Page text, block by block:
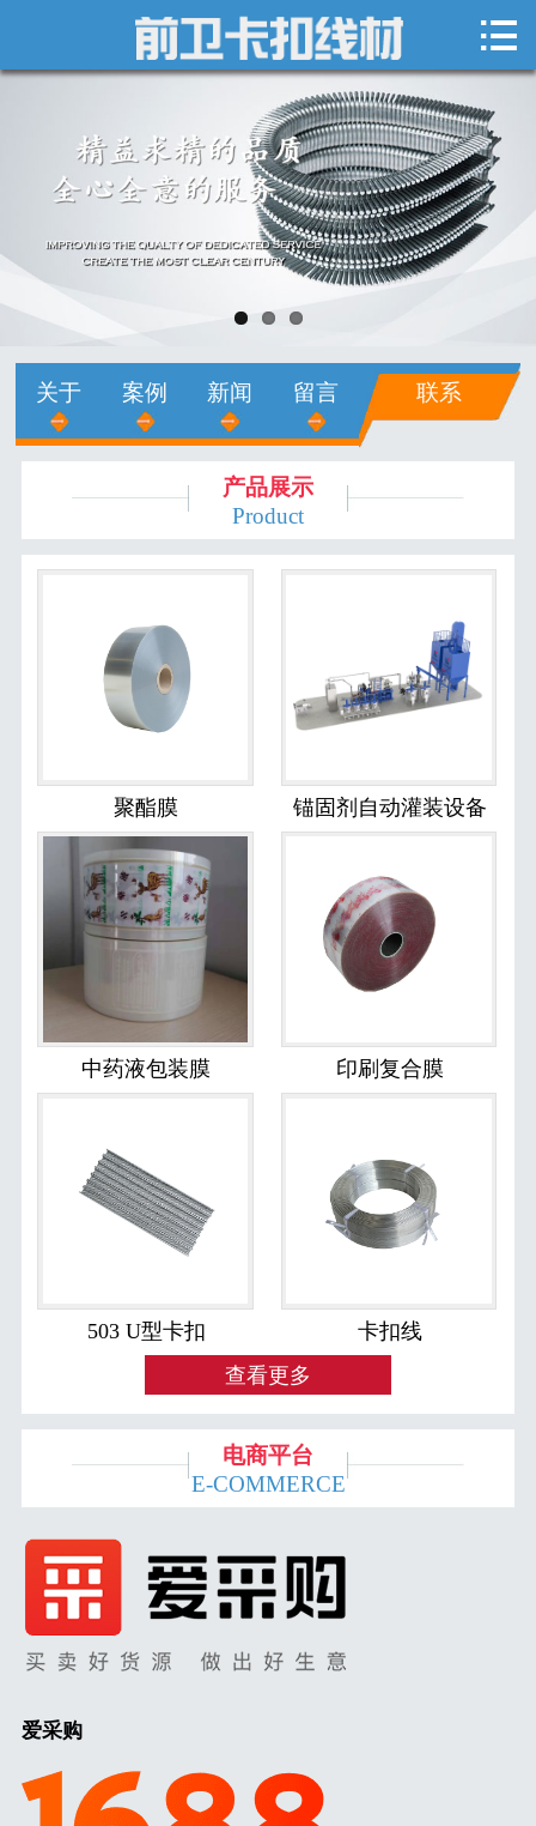
 网站首页
关于我们
新闻中心
产品展示
销售网络
在线留言
联系我们

关于 案例 新闻 留言 联系
产品展示
Product
聚酯膜 锚固剂自动灌装设备
中药液包装膜 印刷复合膜
503 U型卡扣
卡扣线
查看更多
电商平台
E-COMMERCE
爱采购